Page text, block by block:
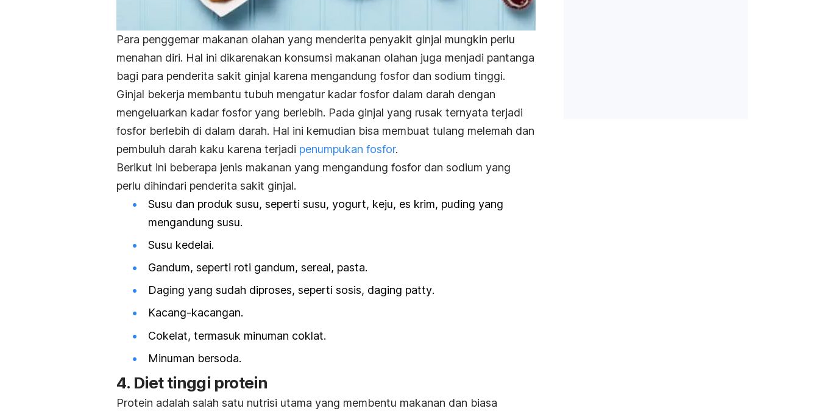
Para penggemar makanan olahan yang menderita penyakit ginjal mungkin perlu
menahan diri. Hal ini dikarenakan konsumsi makanan olahan juga menjadi pantanga
bagi para penderita sakit ginjal karena mengandung fosfor dan sodium tinggi.
Ginjal bekerja membantu tubuh mengatur kadar fosfor dalam darah dengan
mengeluarkan kadar fosfor yang berlebih. Pada ginjal yang rusak ternyata terjadi
fosfor berlebih di dalam darah. Hal ini kemudian bisa membuat tulang melemah dan
pembuluh darah kaku karena terjadi penumpukan fosfor.
Berikut ini beberapa jenis makanan yang mengandung fosfor dan sodium yang
perlu dihindari penderita sakit ginjal.
Susu dan produk susu, seperti susu, yogurt, keju, es krim, puding yang
mengandung susu.
Susu kedelai.
Gandum, seperti roti gandum, sereal, pasta.
Daging yang sudah diproses, seperti sosis, daging patty.
Kacang-kacangan.
Cokelat, termasuk minuman coklat.
Minuman bersoda.
4. Diet tinggi protein
Protein adalah salah satu nutrisi utama yang membentu makanan dan biasa